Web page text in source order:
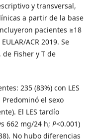
y transversal,
a partir de la base
pacientes ≥18
ACR 2019. Se
Fisher y T de
235 (83%) con LES
Predominó el sexo
El LES tardío
662 mg/24 h; P<0.001)
No hubo diferencias